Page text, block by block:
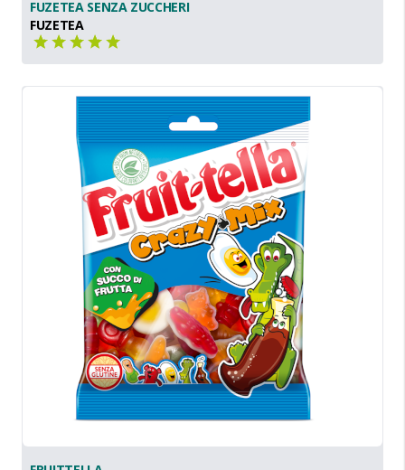
FUZETEA SENZA ZUCCHERI
FUZETEA